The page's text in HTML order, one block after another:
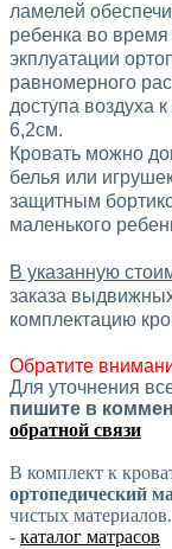
ламелей
ребенка во
экплуатации
равномерного
доступа воздуха
6,2см.
Кровать можно
белья или
защитным
маленького
В указанную
заказа
комплектацию
Обратите
Для уточнения
пишите в
обратной связи
В комплект к
ортопедический
чистых
- каталог матрасов